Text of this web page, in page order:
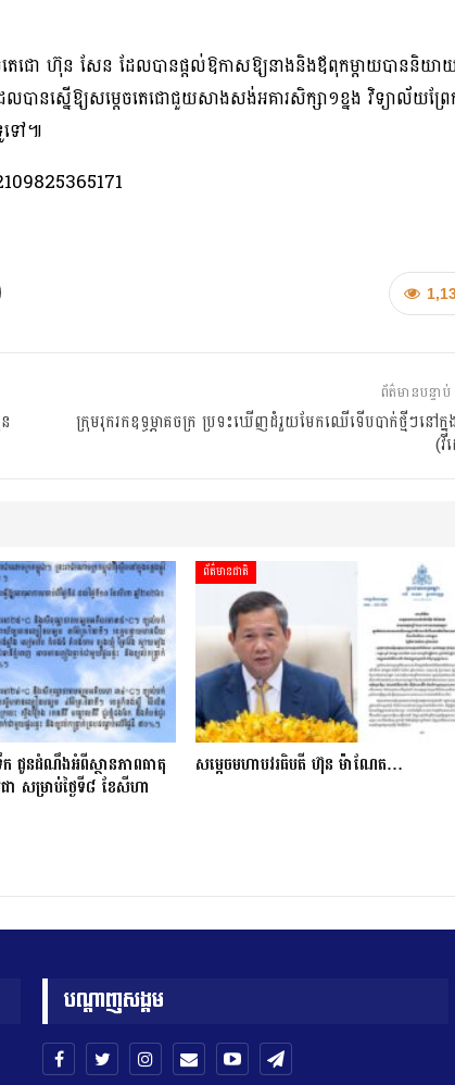
េជោ ហ៊ុន សែន ដែលបានផ្ដល់ឱកាសឱ្យនាងនិងឪពុកម្ដាយបាននិយា
ស្នើឱ្យសម្ដេចតេជោជួយសាងសង់អគារសិក្សា១ខ្នង វិទ្យាល័យព្រ
ទៅ៕
ព័ត៌មានបន្ទាប់
ក្រុមរុករកឧទ្ធម្ភាគចក្រ ប្រទះឃើញដំរួយមែកឈើទើបបាក់ថ្មីៗនៅក្នុ
(វី
ជូនដំណឹងអំពីស្ថានភាពធាតុ
ា សម្រាប់ថ្ងៃទី៨ ខែសីហា
ព័ត៌មានជាតិ
សម្តេចមហាបវរធិបតី ហ៊ុន ម៉ាណែត…
បណ្តាញសង្គម